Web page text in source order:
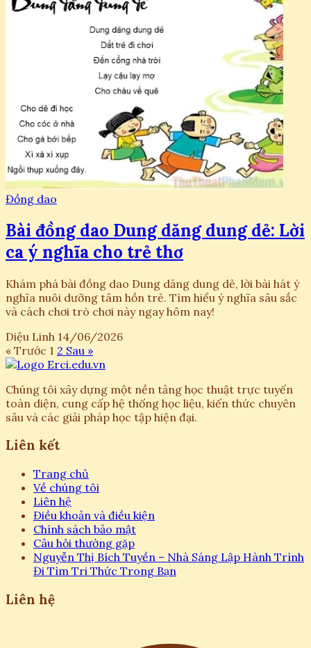
Đồng dao
Bài đồng dao Dung dăng dung dẻ: Lời
ca ý nghĩa cho trẻ thơ
Khám phá bài đồng dao Dung dăng dung dẻ, lời bài hát ý
nghĩa nuôi dưỡng tâm hồn trẻ. Tìm hiểu ý nghĩa sâu sắc
và cách chơi trò chơi này ngay hôm nay!
Diệu Linh 14/06/2026
« Trước 1 2 Sau »
Chúng tôi xây dựng một nền tảng học thuật trực tuyến
toàn diện, cung cấp hệ thống học liệu, kiến thức chuyên
sâu và các giải pháp học tập hiện đại.
Liên kết
Trang chủ
Về chúng tôi
Liên hệ
Điều khoản và điều kiện
Chính sách bảo mật
Câu hỏi thường gặp
Nguyễn Thị Bích Tuyền – Nhà Sáng Lập Hành Trình
Đi Tìm Tri Thức Trong Bạn
Liên hệ